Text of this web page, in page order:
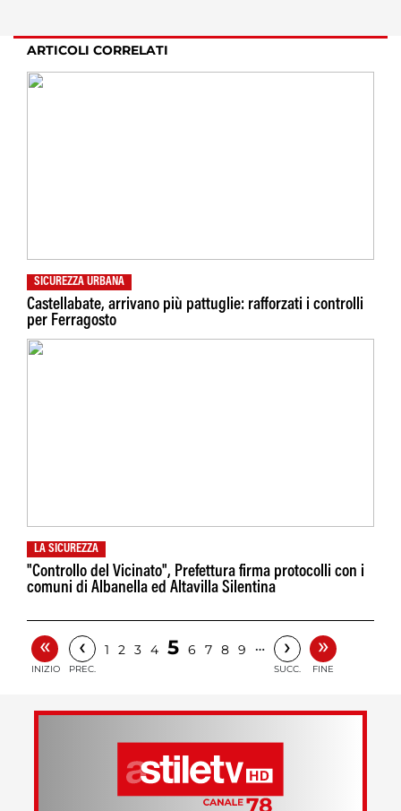
ARTICOLI CORRELATI
SICUREZZA URBANA
Castellabate, arrivano più pattuglie: rafforzati i controlli
per Ferragosto
LA SICUREZZA
"Controllo del Vicinato", Prefettura firma protocolli con i
comuni di Albanella ed Altavilla Silentina
«
INIZIO
‹
PREC.
1 2 3 4 5 6 7 8 9 … ›
SUCC.
»
FINE